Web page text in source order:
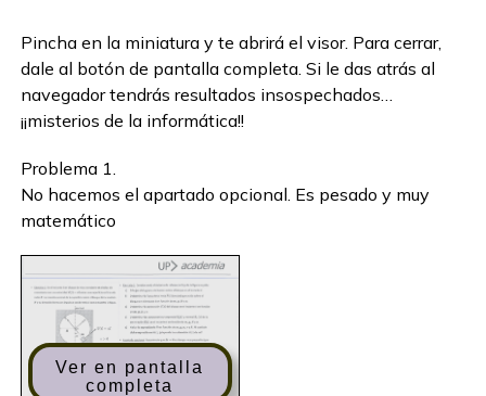
Pincha en la miniatura y te abrirá el visor. Para cerrar,
dale al botón de pantalla completa. Si le das atrás al
navegador tendrás resultados insospechados…
¡¡misterios de la informática!!
Problema 1.
No hacemos el apartado opcional. Es pesado y muy
matemático
Ver en pantalla
completa